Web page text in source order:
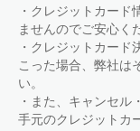
・クレジットカード
ませんのでご安心く
・クレジットカード
こった場合、弊社は
い。
・また、キャンセル
手元のクレジットカ